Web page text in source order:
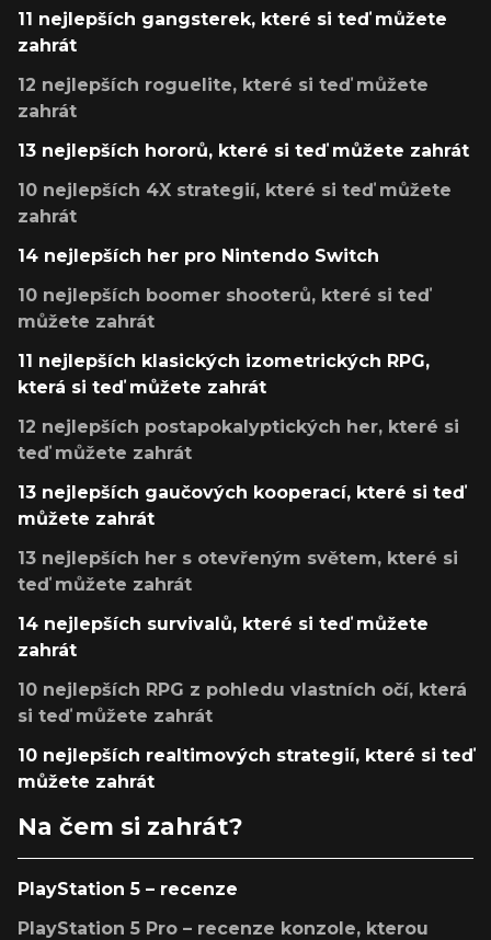
11 nejlepších gangsterek, které si teď můžete
zahrát
12 nejlepších roguelite, které si teď můžete
zahrát
13 nejlepších hororů, které si teď můžete zahrát
10 nejlepších 4X strategií, které si teď můžete
zahrát
14 nejlepších her pro Nintendo Switch
10 nejlepších boomer shooterů, které si teď
můžete zahrát
11 nejlepších klasických izometrických RPG,
která si teď můžete zahrát
12 nejlepších postapokalyptických her, které si
teď můžete zahrát
13 nejlepších gaučových kooperací, které si teď
můžete zahrát
13 nejlepších her s otevřeným světem, které si
teď můžete zahrát
14 nejlepších survivalů, které si teď můžete
zahrát
10 nejlepších RPG z pohledu vlastních očí, která
si teď můžete zahrát
10 nejlepších realtimových strategií, které si teď
můžete zahrát
Na čem si zahrát?
PlayStation 5 – recenze
PlayStation 5 Pro – recenze konzole, kterou